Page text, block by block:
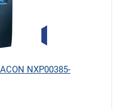
NXP00385-